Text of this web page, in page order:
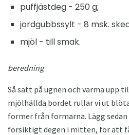
puffjästdeg - 250 g;
jordgubbssylt - 8 msk.
mjöl - till smak.
beredning
Så sätt på ugnen och värma upp
mjölhällda bordet rullar vi ut
former från formarna. Lägg
försiktigt degen i mitten, för att